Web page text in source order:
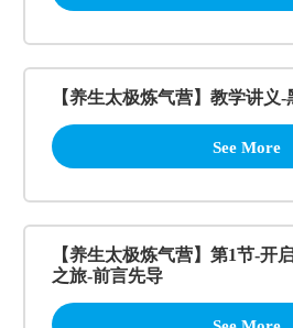
【养生太极炼气营】教学讲义-
See More
【养生太极炼气营】第1节-开
之旅-前言先导